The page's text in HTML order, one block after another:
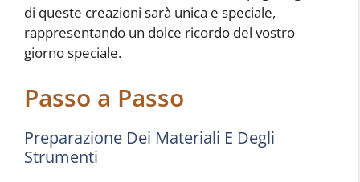
di queste creazioni sarà unica e speciale,
rappresentando un dolce ricordo del vostro
giorno speciale.
Passo a Passo
Preparazione Dei Materiali E Degli
Strumenti